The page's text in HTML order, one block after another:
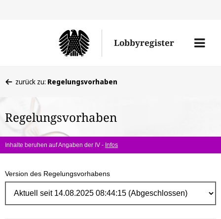
Lobbyregister
Menü
befinden
hier:
zurück zu: Regelungsvorhaben
Regelungsvorhaben
Inhalte beruhen auf Angaben der IV - Infos
Version des Regelungsvorhabens